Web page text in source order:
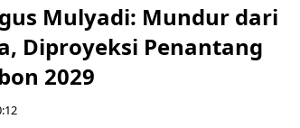
Mulyadi: Mundur dari
Diproyeksi Penantang
2029